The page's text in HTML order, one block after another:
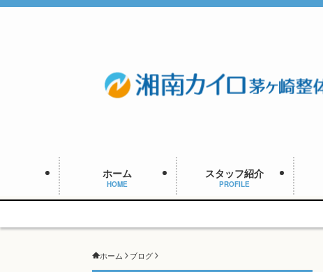
ホーム
HOME
スタッフ紹介
PROFILE
ホーム ブログ